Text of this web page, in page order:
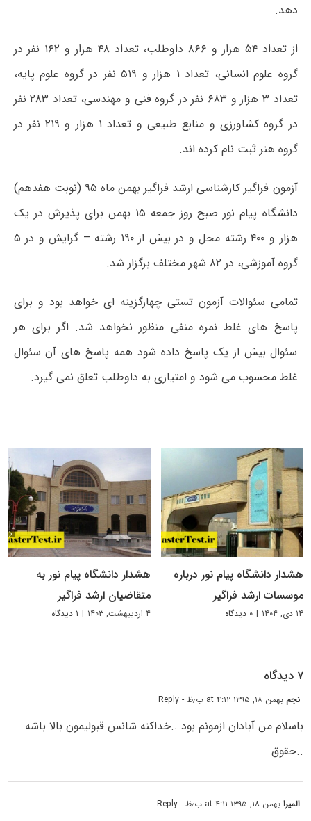
دهد.
از تعداد ۵۴ هزار و ۸۶۶ داوطلب، تعداد ۴۸ هزار و ۱۶۲ نفر در
گروه علوم انسانی، تعداد ۱ هزار و ۵۱۹ نفر در گروه علوم پایه،
تعداد ۳ هزار و ۶۸۳ نفر در گروه فنی و مهندسی، تعداد ۲۸۳ نفر
در گروه کشاورزی و منابع طبیعی و تعداد ۱ هزار و ۲۱۹ نفر در
گروه هنر ثبت نام کرده اند.
آزمون فراگیر کارشناسی ارشد فراگیر بهمن ماه ۹۵ (نوبت هفدهم)
دانشگاه پیام نور صبح روز جمعه ۱۵ بهمن برای پذیرش در یک
هزار و ۴۰۰ رشته محل و در بیش از ۱۹۰ رشته – گرایش و در ۵
گروه آموزشی، در ۸۲ شهر مختلف برگزار شد.
تمامی سئوالات آزمون تستی چهارگزینه ای خواهد بود و برای
پاسخ های غلط نمره منفی منظور نخواهد شد. اگر برای هر
سئوال بیش از یک پاسخ داده شود همه پاسخ های آن سئوال
غلط محسوب می شود و امتیازی به داوطلب تعلق نمی گیرد.
هشدار دانشگاه پیام نور درباره
موسسات ارشد فراگیر
۱۴ دی, ۱۴۰۴ | ۰ دیدگاه
هشدار دانشگاه پیام نور به
متقاضیان ارشد فراگیر
۴ اردیبهشت, ۱۴۰۳ | ۱ دیدگاه
۷ دیدگاه
نجم بهمن ۱۸, ۱۳۹۵ at ۴:۱۲ ب٫ظ - Reply
باسلام من آبادان ازمونم بود….خداکنه شانس قبولیمون بالا باشه
..حقوق
المیرابهمن ۱۸, ۱۳۹۵ at ۴:۱۱ ب٫ظ - Reply